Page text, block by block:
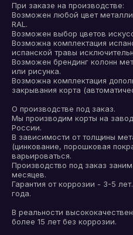
При заказе на производстве:
Возможен любой цвет
RAL.
Возможен выбор цветов
Возможна комплектация
испанской травы
Возможен брендинг колонн
или рисунка.
Возможна комплектация
закрывания корта
О производстве под заказ.
Мы производим корты на
России.
В зависимости от толщины
(цинкование, порошковая
варьироваться.
Производство под заказ
месяцев.
Гарантия от коррозии - 3-5
года.
В реальности
более 15 лет без коррозии.